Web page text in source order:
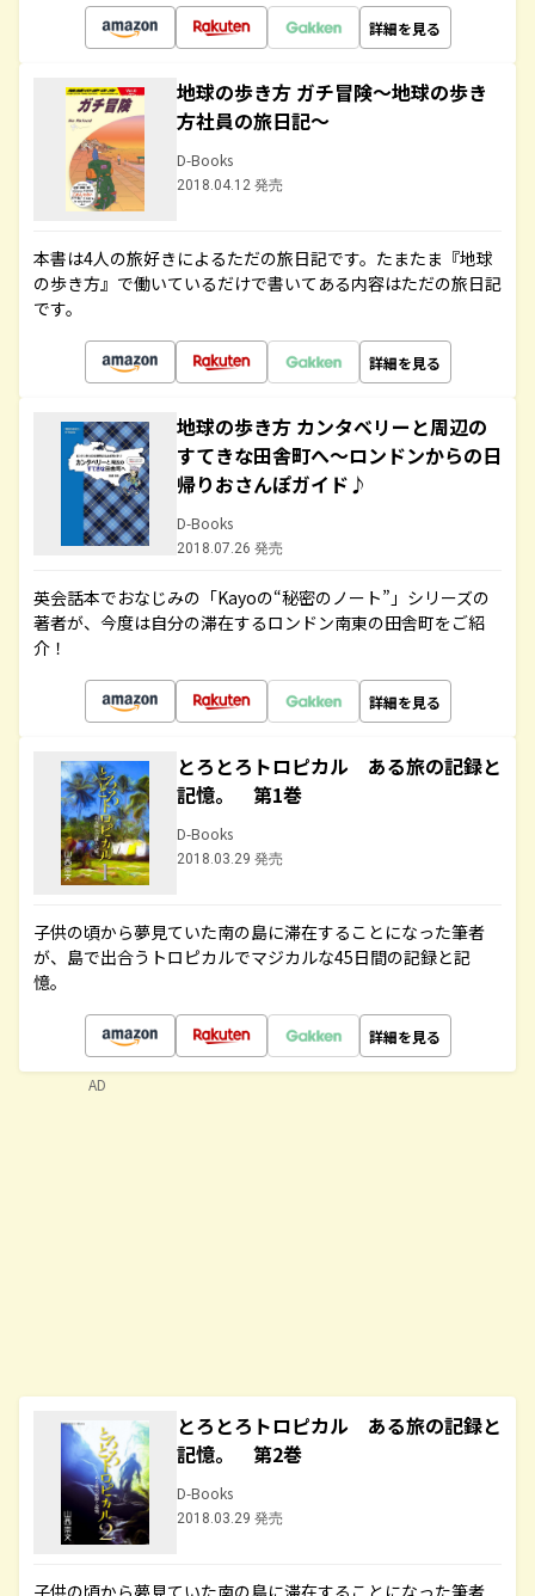
詳細を見る
地球の歩き方 ガチ冒険～地球の歩き
方社員の旅日記～
D-Books
2018.04.12 発売
本書は4人の旅好きによるただの旅日記です。たまたま『地球
の歩き方』で働いているだけで書いてある内容はただの旅日記
です。
詳細を見る
地球の歩き方 カンタベリーと周辺の
すてきな田舎町へ～ロンドンからの日
帰りおさんぽガイド♪
D-Books
2018.07.26 発売
英会話本でおなじみの「Kayoの“秘密のノート”」シリーズの
著者が、今度は自分の滞在するロンドン南東の田舎町をご紹
介！
詳細を見る
とろとろトロピカル ある旅の記録と
記憶。 第1巻
D-Books
2018.03.29 発売
子供の頃から夢見ていた南の島に滞在することになった筆者
が、島で出合うトロピカルでマジカルな45日間の記録と記
憶。
詳細を見る
とろとろトロピカル ある旅の記録と
記憶。 第2巻
D-Books
2018.03.29 発売
子供の頃から夢見ていた南の島に滞在することになった筆者
AD